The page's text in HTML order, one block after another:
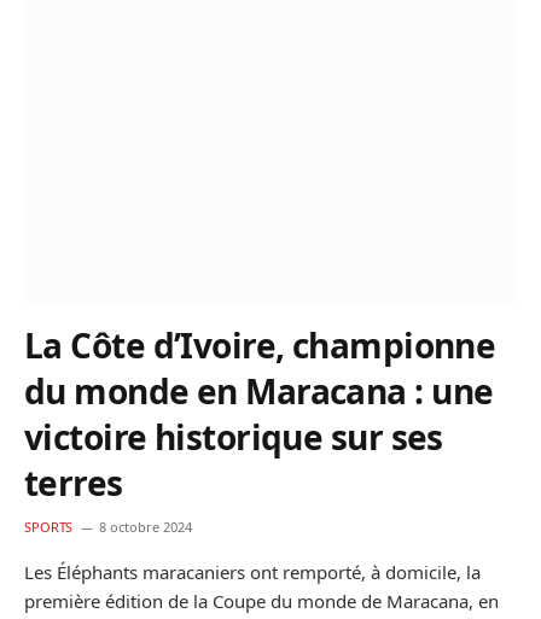
La Côte d’Ivoire, championne
du monde en Maracana : une
victoire historique sur ses
terres
SPORTS 8 octobre 2024
Les Éléphants maracaniers ont remporté, à domicile, la
première édition de la Coupe du monde de Maracana, en